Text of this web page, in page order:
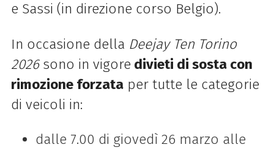
e Sassi (in direzione corso Belgio).
In occasione della Deejay Ten Torino
2026sono in vigore divieti di sosta con
rimozione forzataper tutte le categorie
di veicoli in:
dalle 7.00 di giovedì 26 marzo alle